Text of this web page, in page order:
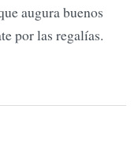
augura buenos
por las regalías.